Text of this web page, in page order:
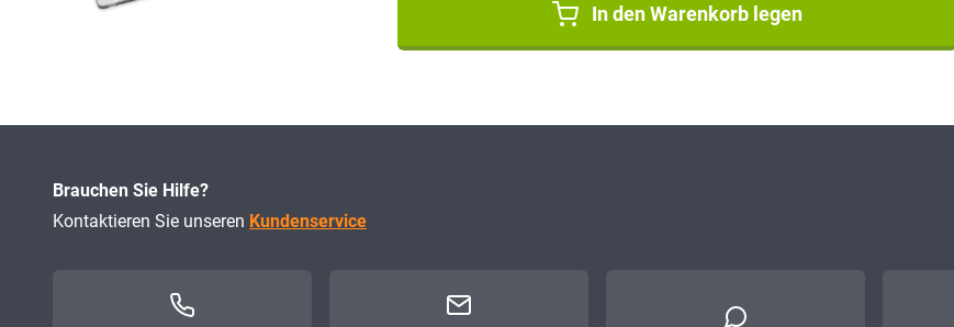
In den Warenkorb legen
Brauchen Sie Hilfe?
Kontaktieren Sie unseren Kundenservice